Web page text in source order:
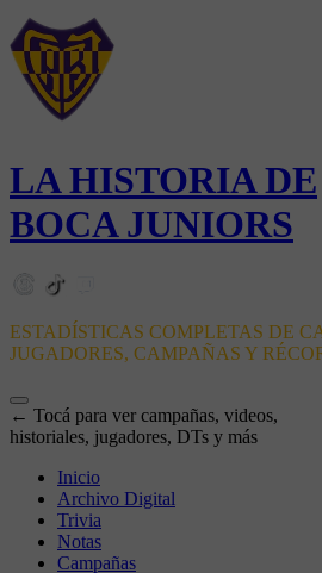
LA HISTORIA DE
BOCA JUNIORS
ESTADÍSTICAS COMPLETAS DE
JUGADORES, CAMPAÑAS Y
← Tocá para ver campañas, videos,
historiales, jugadores, DTs y más
Inicio
Archivo Digital
Trivia
Notas
Campañas